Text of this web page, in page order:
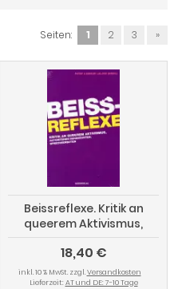
Seiten: 1 2 3 »
Beissreflexe. Kritik an
queerem Aktivismus,
autoritären Sehnsüchten,
Sprechverboten
18,40 €
inkl. 10 % MwSt. zzgl.Versandkosten
Lieferzeit: AT und DE: 7-10 Tage